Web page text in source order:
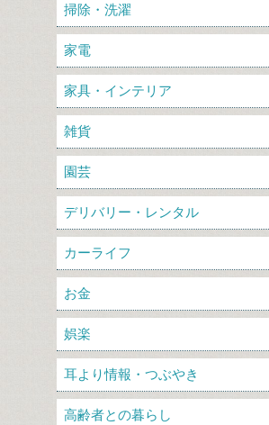
掃除・洗濯
家電
家具・インテリア
雑貨
園芸
デリバリー・レンタル
カーライフ
お金
娯楽
耳より情報・つぶやき
高齢者との暮らし